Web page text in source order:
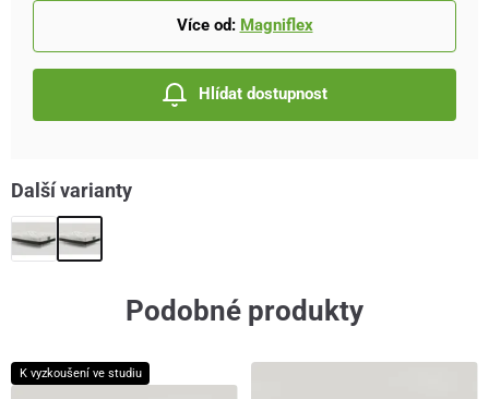
Více od: Magniflex
Hlídat dostupnost
Další varianty
Podobné produkty
K vyzkoušení ve studiu